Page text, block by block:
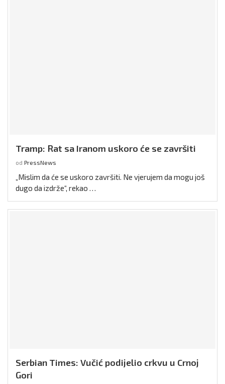
Tramp: Rat sa Iranom uskoro će se završiti
od PressNews
„Mislim da će se uskoro završiti. Ne vjerujem da mogu još
dugo da izdrže“, rekao …
Serbian Times: Vučić podijelio crkvu u Crnoj
Gori